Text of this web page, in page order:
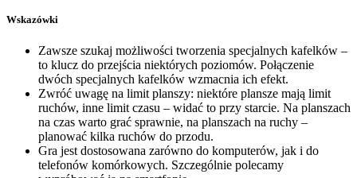
Wskazówki
Zawsze szukaj możliwości tworzenia specjalnych kafelków –
to klucz do przejścia niektórych poziomów. Połączenie
dwóch specjalnych kafelków wzmacnia ich efekt.
Zwróć uwagę na limit planszy: niektóre plansze mają limit
ruchów, inne limit czasu – widać to przy starcie. Na planszach
na czas warto grać sprawnie, na planszach na ruchy –
planować kilka ruchów do przodu.
Gra jest dostosowana zarówno do komputerów, jak i do
telefonów komórkowych. Szczególnie polecamy